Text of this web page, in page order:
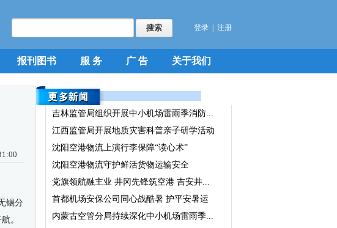
登录 注册
报刊图书 服 务 广 告 关于我们
锡分
。
吉林监管局组织开展中小机场雷雨季消防...
江西监管局开展地质灾害科普亲子研学活动
沈阳空港物流上演行李保障“读心术”
沈阳空港物流守护鲜活货物运输安全
党旗领航融主业 井冈先锋筑空港 吉安井...
首都机场安保公司同心战酷暑 护平安暑运
内蒙古空管分局持续深化中小机场雷雨季...